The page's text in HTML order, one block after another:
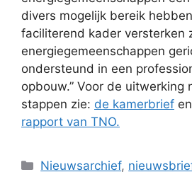
divers mogelijk bereik
faciliterend kader versterken
energiegemeenschappen
ondersteund in een
opbouw.” Voor de uitwerking
stappen zie: de kamerbrief
rapport van TNO.
Categorieën
Nieuwsarchief,